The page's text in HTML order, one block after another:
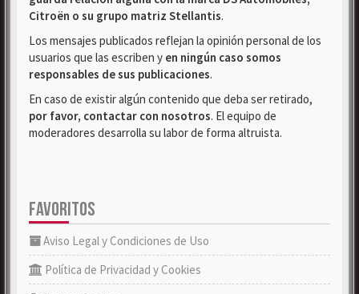
Citroën o su grupo matriz Stellantis.
Los mensajes publicados reflejan la opinión personal de los
usuarios que las escriben y en ningún caso somos
responsables de sus publicaciones.
En caso de existir algún contenido que deba ser retirado,
por favor, contactar con nosotros. El equipo de
moderadores desarrolla su labor de forma altruista.
FAVORITOS
Aviso Legal y Condiciones de Uso
Política de Privacidad y Cookies